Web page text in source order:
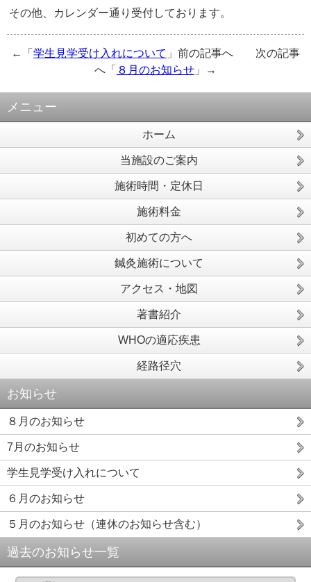
その他、カレンダー通り受付しております。
←「 学生見学受け入れについて 」前の記事へ 次の記事
へ「 ８月のお知らせ 」→
メニュー
ホーム
当施設のご案内
施術時間・定休日
施術料金
初めての方へ
鍼灸施術について
アクセス・地図
著書紹介
WHOの適応疾患
経路径穴
お知らせ
８月のお知らせ
7月のお知らせ
学生見学受け入れについて
６月のお知らせ
５月のお知らせ（連休のお知らせ含む）
過去のお知らせ一覧